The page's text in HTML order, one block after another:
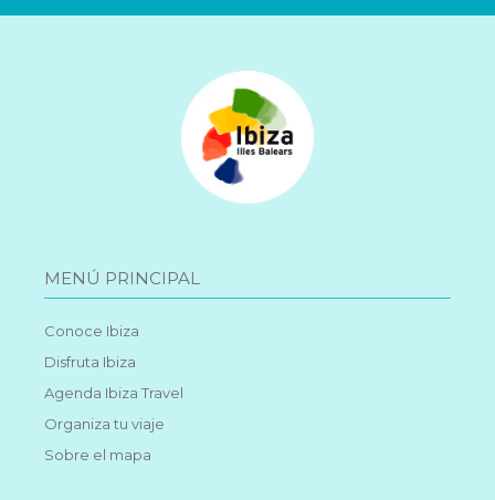
MENÚ PRINCIPAL
Conoce Ibiza
Disfruta Ibiza
Agenda Ibiza Travel
Organiza tu viaje
Sobre el mapa